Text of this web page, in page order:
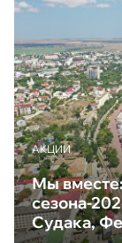
АКЦИИ
Мы
сезона-
Судака,